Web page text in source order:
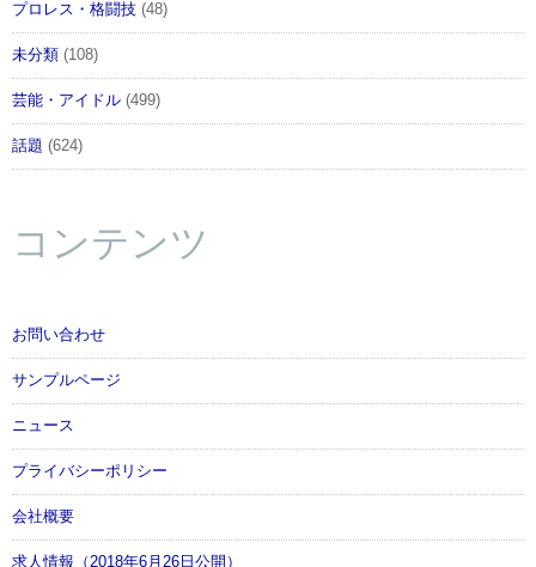
プロレス・格闘技 (48)
未分類 (108)
芸能・アイドル (499)
話題 (624)
コンテンツ
お問い合わせ
サンプルページ
ニュース
プライバシーポリシー
会社概要
求人情報（2018年6月26日公開）